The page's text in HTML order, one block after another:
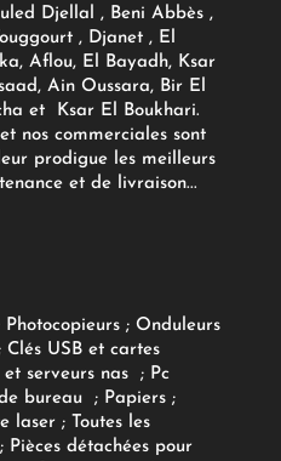
Djellal , Beni Abbès ,
, Djanet , El
Aflou, El Bayadh, Ksar
Ain Oussara, Bir El
et Ksar El Boukhari.
nos commerciales sont
prodigue les meilleurs
et de livraison...
Photocopieurs; Onduleurs
Clés USB et cartes
et serveurs nas ; Pc
bureau ; Papiers;
laser; Toutes les
; Pièces détachées pour